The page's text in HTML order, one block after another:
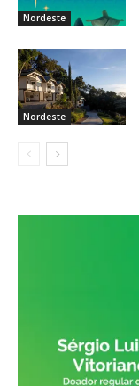
Nordeste
Nordeste